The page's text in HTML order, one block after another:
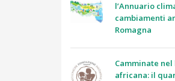
l’Annuario
cambiamenti
Romagna
Camminate nel
africana: il